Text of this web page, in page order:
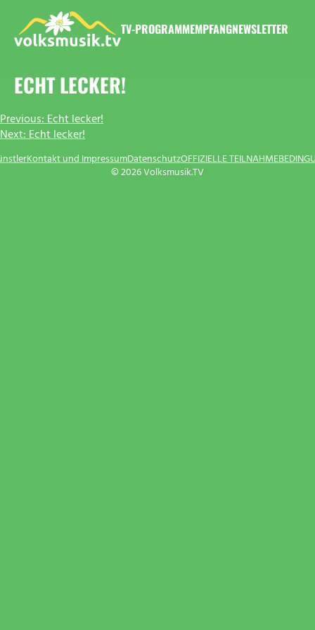
Inhalt
springen
TV-PROGRAMMEMPFANGNEWSLETTER
ECHT LECKER!
BEITRAGSNAVIGATION
Previous:Echt lecker!
Next:Echt lecker!
© 2026 Volksmusik.TV
Kontakt und ImpressumDatenschutzOFFIZIELLE